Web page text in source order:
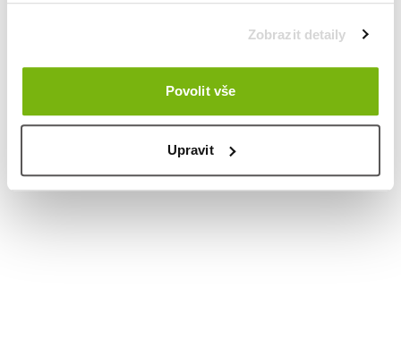
Zobrazit detaily
Povolit vše
Upravit